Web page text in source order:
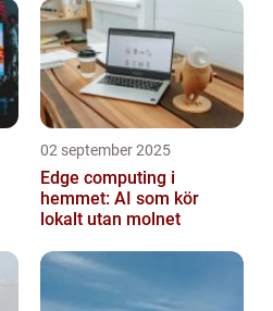
02 september 2025
Edge computing i
hemmet: AI som kör
lokalt utan molnet